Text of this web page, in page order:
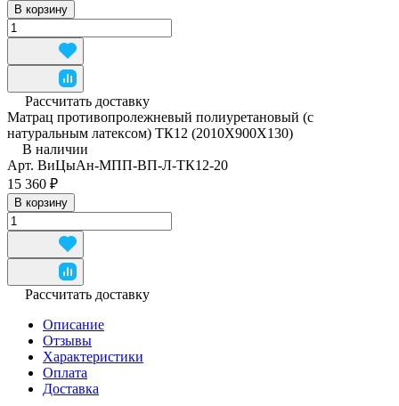
В корзину
Рассчитать доставку
Матрац противопролежневый полиуретановый (с
натуральным латексом) ТК12 (2010Х900Х130)
В наличии
Арт. ВиЦыАн-МПП-ВП-Л-ТК12-20
15 360 ₽
В корзину
Рассчитать доставку
Описание
Отзывы
Характеристики
Оплата
Доставка